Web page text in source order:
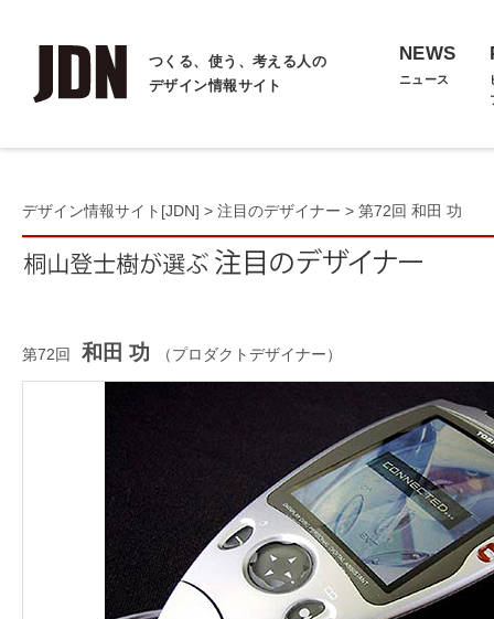
つくる、使う、考える人の
デザイン情報サイト
NEWS
ニュース
デザイン情報サイト[JDN] > 注目のデザイナー > 第72回 和田 功
第72回 和田 功 （プロダクトデザイナー）